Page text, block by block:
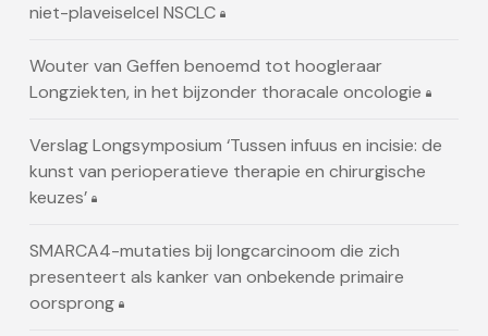
niet-plaveiselcel NSCLC
Wouter van Geffen benoemd tot hoogleraar
Longziekten, in het bijzonder thoracale oncologie
Verslag Longsymposium ‘Tussen infuus en incisie: de
kunst van perioperatieve therapie en chirurgische
keuzes’
SMARCA4-mutaties bij longcarcinoom die zich
presenteert als kanker van onbekende primaire
oorsprong